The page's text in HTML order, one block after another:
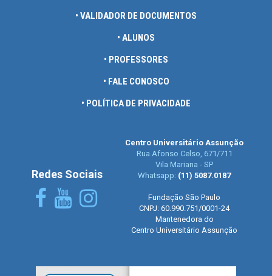
• VALIDADOR DE DOCUMENTOS
• ALUNOS
• PROFESSORES
• FALE CONOSCO
• POLÍTICA DE PRIVACIDADE
Redes Sociais
Centro Universitário Assunção
Rua Afonso Celso, 671/711
Vila Mariana - SP
Whatsapp: (11) 5087.0187
Fundação São Paulo
CNPJ: 60.990.751/0001-24
Mantenedora do
Centro Universitário Assunção